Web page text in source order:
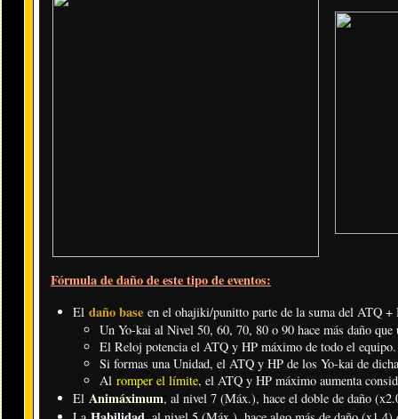
Fórmula de daño de este tipo de eventos:
El daño base en el ohajiki/punitto parte de la suma del ATQ
Un Yo-kai al Nivel 50, 60, 70, 80 o 90 hace más daño
El Reloj potencia el ATQ y HP máximo de todo el equipo.
Si formas una Unidad, el ATQ y HP de los Yo-kai de
Al romper el límite, el ATQ y HP máximo aumenta
El Animáximum, al nivel 7 (Máx.), hace el doble de daño